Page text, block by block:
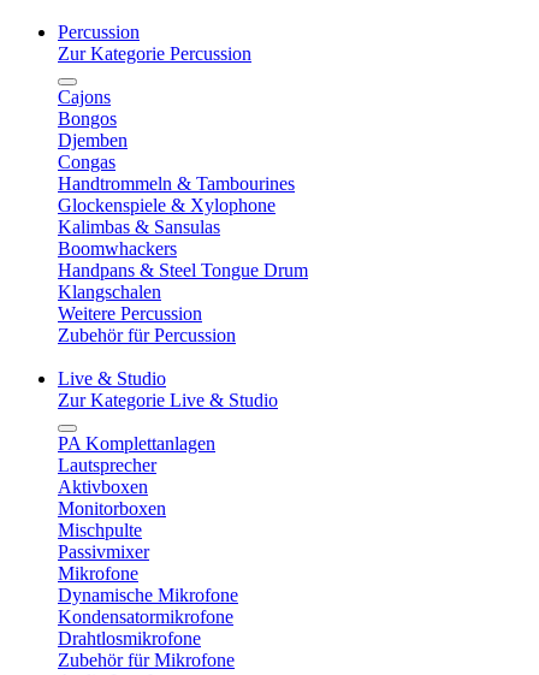
Percussion
Zur Kategorie Percussion
Cajons
Bongos
Djemben
Congas
Handtrommeln & Tambourines
Glockenspiele & Xylophone
Kalimbas & Sansulas
Boomwhackers
Handpans & Steel Tongue Drum
Klangschalen
Weitere Percussion
Zubehör für Percussion
Live & Studio
Zur Kategorie Live & Studio
PA Komplettanlagen
Lautsprecher
Aktivboxen
Monitorboxen
Mischpulte
Passivmixer
Mikrofone
Dynamische Mikrofone
Kondensatormikrofone
Drahtlosmikrofone
Zubehör für Mikrofone